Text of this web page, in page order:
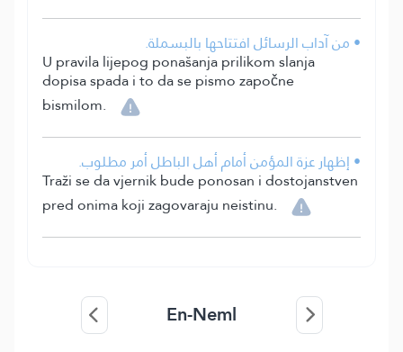
• من آداب الرسائل افتتاحها بالبسملة.
U pravila lijepog ponašanja prilikom slanja
dopisa spada i to da se pismo započne
bismilom.
• إظهار عزة المؤمن أمام أهل الباطل أمر مطلوب.
Traži se da vjernik bude ponosan i dostojanstven
pred onima koji zagovaraju neistinu.
En-Neml